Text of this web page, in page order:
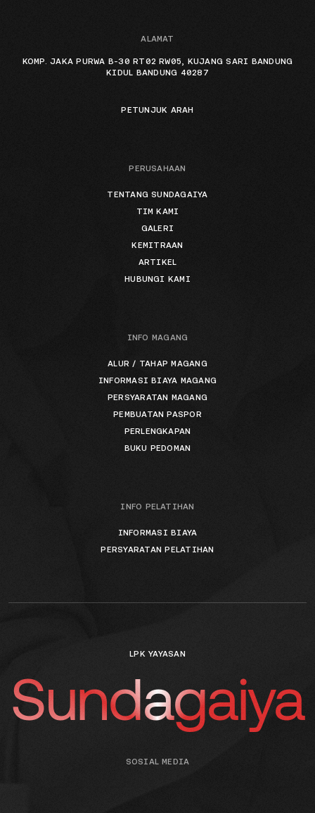
ALAMAT
KOMP. JAKA PURWA B-30 RT02 RW05, KUJANG SARI BANDUNG
KIDUL BANDUNG 40287
PETUNJUK ARAH
PERUSAHAAN
TENTANG SUNDAGAIYA
TIM KAMI
GALERI
KEMITRAAN
ARTIKEL
HUBUNGI KAMI
INFO MAGANG
ALUR / TAHAP MAGANG
INFORMASI BIAYA MAGANG
PERSYARATAN MAGANG
PEMBUATAN PASPOR
PERLENGKAPAN
BUKU PEDOMAN
INFO PELATIHAN
INFORMASI BIAYA
PERSYARATAN PELATIHAN
LPK YAYASAN
Sundagaiya
SOSIAL MEDIA